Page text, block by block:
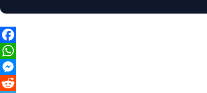
Facebook
WhatsApp
Messenger